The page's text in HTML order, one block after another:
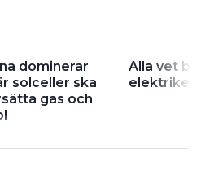
dominerar
solceller ska
gas och
Alla vet
elektriker